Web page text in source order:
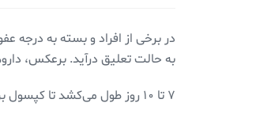
به حالت تعلیق درآید. برعکس،
۷ تا ۱۰ روز طول می‌کشد تا کپسول برای عفونت دندان تاثیر خود را بگذارد. به همین دلیل تکمیل درمان از اهمیت زیادی برخوردار است.